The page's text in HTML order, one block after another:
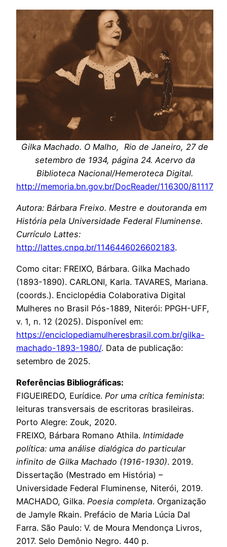
Gilka Machado. O Malho, Rio de Janeiro, 27 de
setembro de 1934, página 24. Acervo da
Biblioteca Nacional/Hemeroteca Digital.
http://memoria.bn.gov.br/DocReader/116300/81117
Autora: Bárbara Freixo. Mestre e doutoranda em
História pela Universidade Federal Fluminense.
Currículo Lattes:
http://lattes.cnpq.br/1146446026602183.
Como citar: FREIXO, Bárbara. Gilka Machado
(1893-1890). CARLONI, Karla. TAVARES, Mariana.
(coords.). Enciclopédia Colaborativa Digital
Mulheres no Brasil Pós-1889, Niterói: PPGH-UFF,
v. 1, n. 12 (2025). Disponível em:
https://enciclopediamulheresbrasil.com.br/gilka-
machado-1893-1980/. Data de publicação:
setembro de 2025.
Referências Bibliográficas:
FIGUEIREDO, Eurídice. Por uma crítica feminista:
leituras transversais de escritoras brasileiras.
Porto Alegre: Zouk, 2020.
FREIXO, Bárbara Romano Athila. Intimidade
política: uma análise dialógica do particular
infinito de Gilka Machado (1916-1930). 2019.
Dissertação (Mestrado em História) –
Universidade Federal Fluminense, Niterói, 2019.
MACHADO, Gilka. Poesia completa. Organização
de Jamyle Rkain. Prefácio de Maria Lúcia Dal
Farra. São Paulo: V. de Moura Mendonça Livros,
2017. Selo Demônio Negro. 440 p.